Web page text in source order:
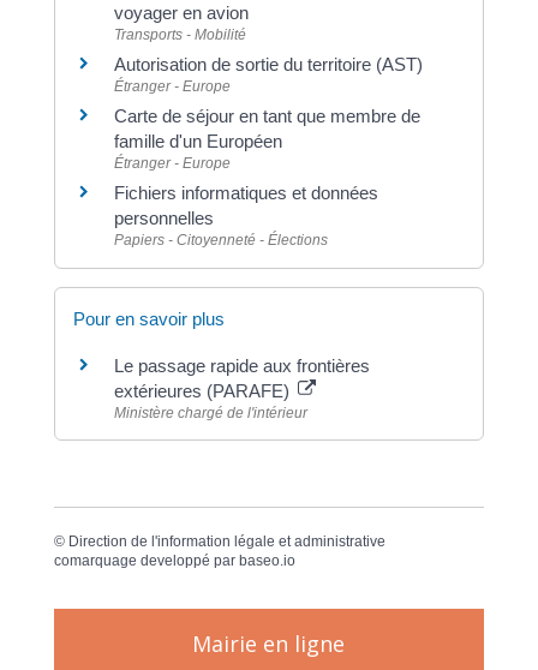
voyager en avion
Transports - Mobilité
Autorisation de sortie du territoire (AST)
Étranger - Europe
Carte de séjour en tant que membre de
famille d'un Européen
Étranger - Europe
Fichiers informatiques et données
personnelles
Papiers - Citoyenneté - Élections
Pour en savoir plus
Le passage rapide aux frontières
extérieures (PARAFE)
Ministère chargé de l'intérieur
© Direction de l'information légale et administrative
comarquage developpé par baseo.io
Mairie en ligne